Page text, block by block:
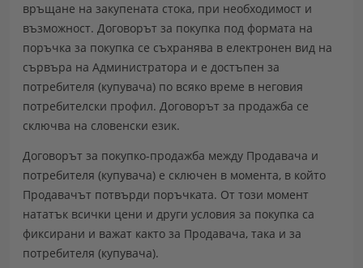
връщане на закупената стока, при необходимост и
възможност. Договорът за покупка под формата на
поръчка за покупка се съхранява в електронен вид на
сървъра на Администратора и е достъпен за
потребителя (купувача) по всяко време в неговия
потребителски профил. Договорът за продажба се
сключва на словенски език.
Договорът за покупко-продажба между Продавача и
потребителя (купувача) е сключен в момента, в който
Продавачът потвърди поръчката. От този момент
нататък всички цени и други условия за покупка са
фиксирани и важат както за Продавача, така и за
потребителя (купувача).